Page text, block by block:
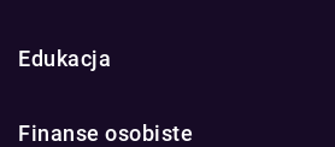
Edukacja
Finanse osobiste